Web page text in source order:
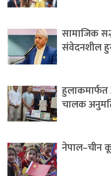
सामाजिक
संवेदनशील
चालक
नेपाल–चीन